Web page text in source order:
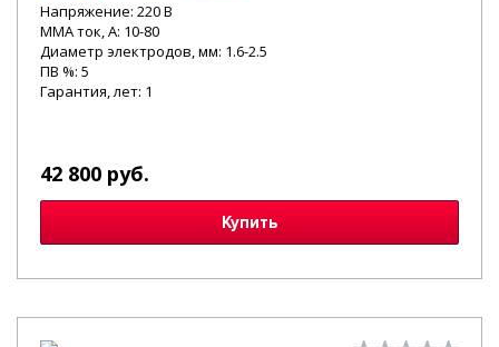
Напряжение: 220 В
MMA ток, А: 10-80
Диаметр электродов, мм: 1.6-2.5
ПВ %: 5
Гарантия, лет: 1
42 800 руб.
Купить